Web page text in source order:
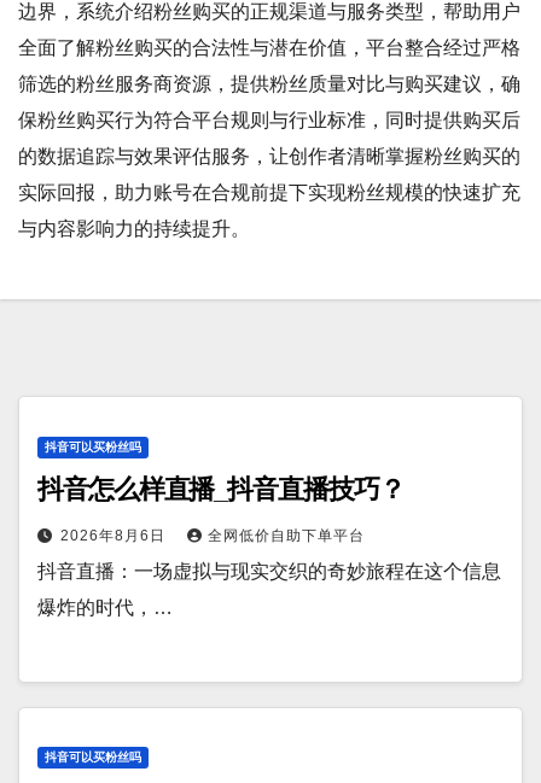
边界，系统介绍粉丝购买的正规渠道与服务类型，帮助用户
全面了解粉丝购买的合法性与潜在价值，平台整合经过严格
筛选的粉丝服务商资源，提供粉丝质量对比与购买建议，确
保粉丝购买行为符合平台规则与行业标准，同时提供购买后
的数据追踪与效果评估服务，让创作者清晰掌握粉丝购买的
实际回报，助力账号在合规前提下实现粉丝规模的快速扩充
与内容影响力的持续提升。
抖音可以买粉丝吗
抖音怎么样直播_抖音直播技巧？
2026年8月6日 全网低价自助下单平台
抖音直播：一场虚拟与现实交织的奇妙旅程在这个信息
爆炸的时代，…
抖音可以买粉丝吗